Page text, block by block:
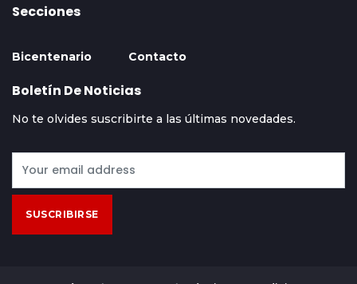
Secciones
Bicentenario Contacto
Boletín De Noticias
No te olvides suscribirte a las últimas novedades.
SUSCRIBIRSE